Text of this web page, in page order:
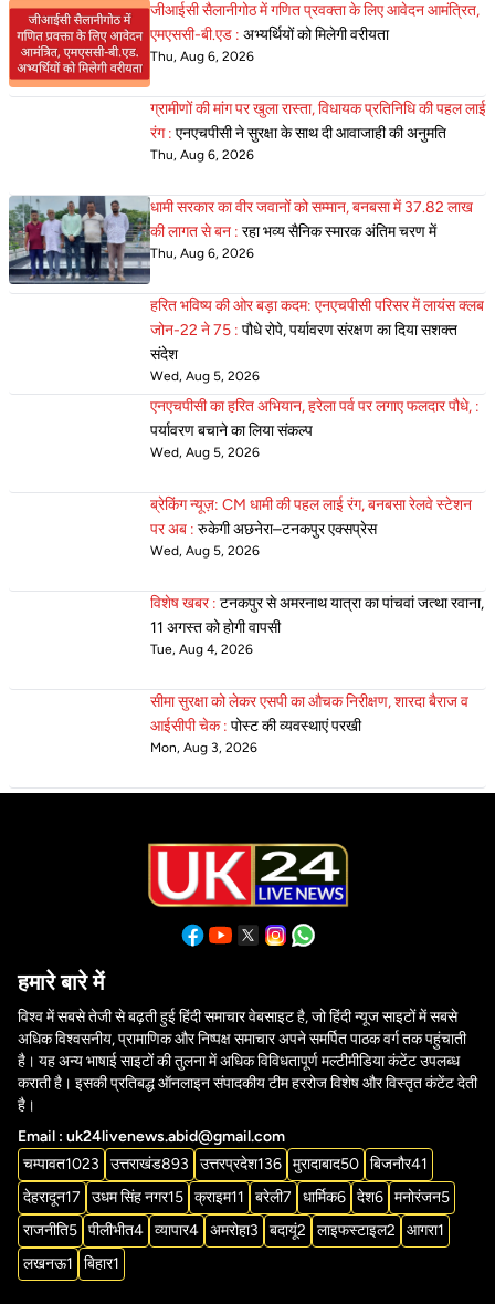
जीआईसी सैलानीगोठ में गणित प्रवक्ता के लिए आवेदन आमंत्रित,
एमएससी-बी.एड : अभ्यर्थियों को मिलेगी वरीयता
Thu, Aug 6, 2026
ग्रामीणों की मांग पर खुला रास्ता, विधायक प्रतिनिधि की पहल लाई
रंग : एनएचपीसी ने सुरक्षा के साथ दी आवाजाही की अनुमति
Thu, Aug 6, 2026
धामी सरकार का वीर जवानों को सम्मान, बनबसा में 37.82 लाख
की लागत से बन : रहा भव्य सैनिक स्मारक अंतिम चरण में
Thu, Aug 6, 2026
हरित भविष्य की ओर बड़ा कदम: एनएचपीसी परिसर में लायंस क्लब
जोन-22 ने 75 : पौधे रोपे, पर्यावरण संरक्षण का दिया सशक्त
संदेश
Wed, Aug 5, 2026
एनएचपीसी का हरित अभियान, हरेला पर्व पर लगाए फलदार पौधे, :
पर्यावरण बचाने का लिया संकल्प
Wed, Aug 5, 2026
ब्रेकिंग न्यूज़: CM धामी की पहल लाई रंग, बनबसा रेलवे स्टेशन
पर अब : रुकेगी अछनेरा–टनकपुर एक्सप्रेस
Wed, Aug 5, 2026
विशेष खबर : टनकपुर से अमरनाथ यात्रा का पांचवां जत्था रवाना,
11 अगस्त को होगी वापसी
Tue, Aug 4, 2026
सीमा सुरक्षा को लेकर एसपी का औचक निरीक्षण, शारदा बैराज व
आईसीपी चेक : पोस्ट की व्यवस्थाएं परखी
Mon, Aug 3, 2026
हमारे बारे में
विश्व में सबसे तेजी से बढ़ती हुई हिंदी समाचार वेबसाइट है, जो हिंदी न्यूज साइटों में सबसे
अधिक विश्वसनीय, प्रामाणिक और निष्पक्ष समाचार अपने समर्पित पाठक वर्ग तक पहुंचाती
है। यह अन्य भाषाई साइटों की तुलना में अधिक विविधतापूर्ण मल्टीमीडिया कंटेंट उपलब्ध
कराती है। इसकी प्रतिबद्ध ऑनलाइन संपादकीय टीम हररोज विशेष और विस्तृत कंटेंट देती
है।
Email : uk24livenews.abid@gmail.com
चम्पावत1023 उत्तराखंड893 उत्तरप्रदेश136 मुरादाबाद50 बिजनौर41
देहरादून17 उधम सिंह नगर15 क्राइम11 बरेली7 धार्मिक6 देश6 मनोरंजन5
राजनीति5 पीलीभीत4 व्यापार4 अमरोहा3 बदायूं2 लाइफस्टाइल2 आगरा1
लखनऊ1 बिहार1